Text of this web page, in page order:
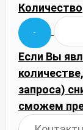
Количество
Если Вы
запроса)
сможем